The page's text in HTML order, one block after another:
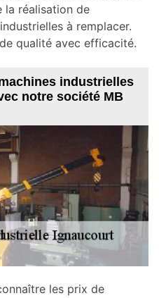
la réalisation de
à remplacer.
qualité avec efficacité.
industrielles
notre société MB
les prix de